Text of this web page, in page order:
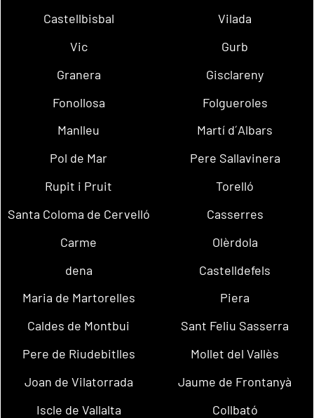
Castellbisbal
Vilada
Vic
Gurb
Granera
Gisclareny
Fonollosa
Folgueroles
Manlleu
Martí d´Albars
Pol de Mar
Pere Sallavinera
Rupit i Pruit
Torelló
Santa Coloma de Cervelló
Casserres
Carme
Olèrdola
dena
Castelldefels
Maria de Martorelles
Piera
Caldes de Montbui
Sant Feliu Sasserra
Pere de Riudebitlles
Mollet del Vallès
Joan de Vilatorrada
Jaume de Frontanyà
Iscle de Vallalta
Collbató